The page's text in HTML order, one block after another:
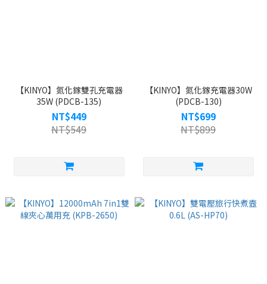
【KINYO】氮化鎵雙孔充電器
35W (PDCB-135)
NT$449
NT$549
【KINYO】氮化鎵充電器30W
(PDCB-130)
NT$699
NT$899